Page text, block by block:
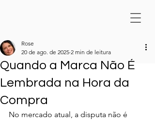
Quando a Marca Não É
Lembrada na Hora da
Compra
Rose
20 de ago. de 2025 2 min de leitura
No mercado atual, a disputa não é